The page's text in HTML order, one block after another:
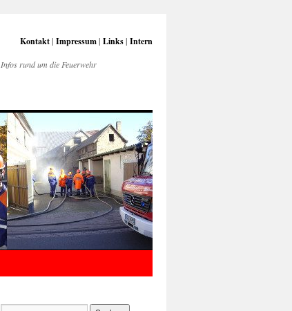
Kontakt| Impressum| Links| Intern
Infos rund um die Feuerwehr